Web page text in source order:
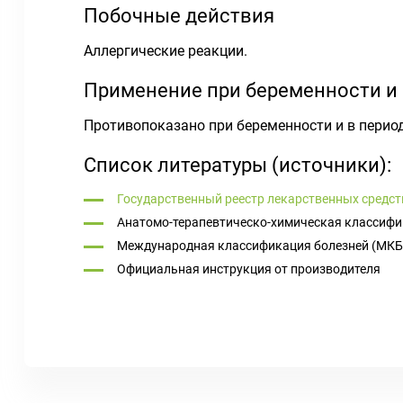
Побочные действия
Аллергические реакции.
Применение при беременности
Противопоказано при беременности и в
Список литературы (источники):
Государственный реестр лекарственных
Анатомо-терапевтическо-химическая
Международная классификация болезней
Официальная инструкция от производителя